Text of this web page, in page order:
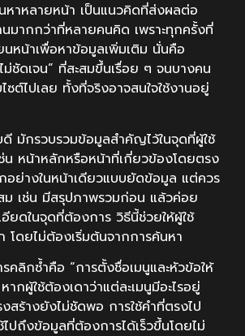
หาหลายหน้า เป็นแนวคิดที่ส่งผลต่อ
มากกว่าที่หลายคนคิด เพราะทุกครั้งที่
หน้าเพื่อหาข้อมูลเพิ่มเติม นั่นคือ
ชัดเจน” ที่สะสมขึ้นเรื่อย ๆ จนบางคน
ซต์ไปเลย ทั้งที่จริงอาจสนใจใช้งานอยู่
ดี มักรวบรวมข้อมูลสำคัญไว้ในจุดที่ผู้ใช้
น หน้าหลักหรือหน้าที่เกี่ยวข้องโดยตรง
อย่างในหน้าเดียวแบบยัดข้อมูล แต่ควร
ม เช่น มีสรุปภาพรวมก่อน แล้วค่อย
อียดในจุดที่ต้องการ วิธีนี้ช่วยให้ผู้ใช้
โดยไม่ต้องเริ่มต้นจากการค้นหา
ลิกซ้ำคือ “การตั้งชื่อเมนูและหัวข้อให้
กผู้ใช้ต้องเดาว่าแต่ละเมนูมีอะไรอยู่
งสร้างยังไม่ชัดพอ การใช้คำที่ตรงไป
ไปถึงข้อมูลที่ต้องการได้เร็วขึ้นโดยไม่